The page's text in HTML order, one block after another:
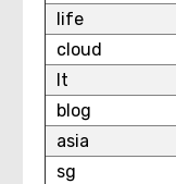
life
cloud
lt
blog
asia
sg